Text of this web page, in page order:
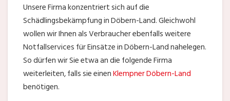
Unsere Firma konzentriert sich auf die
Schädlingsbekämpfung in Döbern-Land. Gleichwohl
wollen wir Ihnen als Verbraucher ebenfalls weitere
Notfallservices für Einsätze in Döbern-Land nahelegen.
So dürfen wir Sie etwa an die folgende Firma
weiterleiten, falls sie einenKlempner Döbern-Land
benötigen.